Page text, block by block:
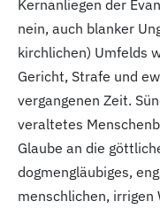
Kernanliegen der
nein, auch blanker
kirchlichen) Umfelds
Gericht, Strafe und
vergangenen Zeit.
veraltetes
Glaube an die
dogmengläubiges,
menschlichen, irrigen